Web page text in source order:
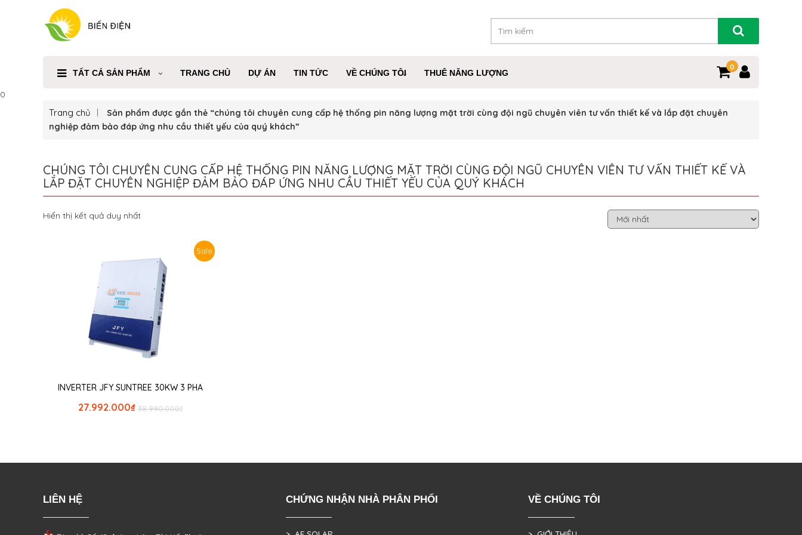
TẤT CẢ SẢN PHẨM TRANG CHỦ DỰ ÁN TIN TỨC VỀ CHÚNG TÔI THUÊ NĂNG LƯỢNG
0
0
Trang chủ
Sản phẩm được gắn thẻ “chúng tôi chuyên cung cấp hệ thống pin năng lượng mặt trời cùng đội ngũ chuyên viên tư vấn thiết kế và lắp đặt chuyên
nghiệp đảm bảo đáp ứng nhu cầu thiết yếu của quý khách”
CHÚNG TÔI CHUYÊN CUNG CẤP HỆ THỐNG PIN NĂNG LƯỢNG MẶT TRỜI CÙNG ĐỘI NGŨ CHUYÊN VIÊN TƯ VẤN THIẾT KẾ VÀ
LẮP ĐẶT CHUYÊN NGHIỆP ĐẢM BẢO ĐÁP ỨNG NHU CẦU THIẾT YẾU CỦA QUÝ KHÁCH
Hiển thị kết quả duy nhất
Sale
INVERTER JFY SUNTREE 30KW 3 PHA
₫
38.990.000
₫
27.992.000
LIÊN HỆ CHỨNG NHẬN NHÀ PHÂN PHỐI VỀ CHÚNG TÔI